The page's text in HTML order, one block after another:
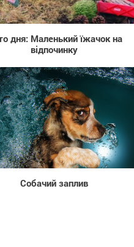
502
дня: Маленький їжачок на
відпочинку
1 153
Собачий заплив